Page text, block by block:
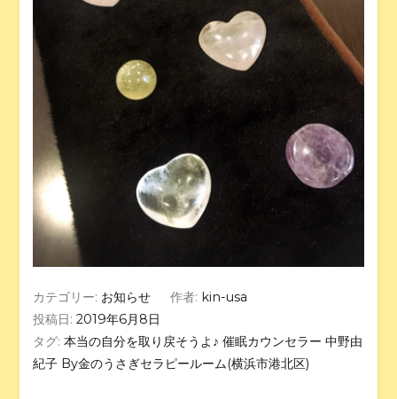
カテゴリー: お知らせ 作者: kin-usa
投稿日:2019年6月8日
タグ:本当の自分を取り戻そうよ♪ 催眠カウンセラー 中野由
紀子 By金のうさぎセラピールーム(横浜市港北区)